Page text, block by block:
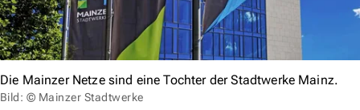
Die Mainzer Netze sind eine Tochter der Stadtwerke Mainz.
Bild: © Mainzer Stadtwerke